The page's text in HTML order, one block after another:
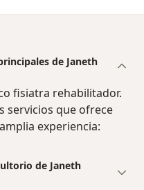
de Janeth
fisiatra rehabilitador.
servicios que ofrece
experiencia:
de Janeth